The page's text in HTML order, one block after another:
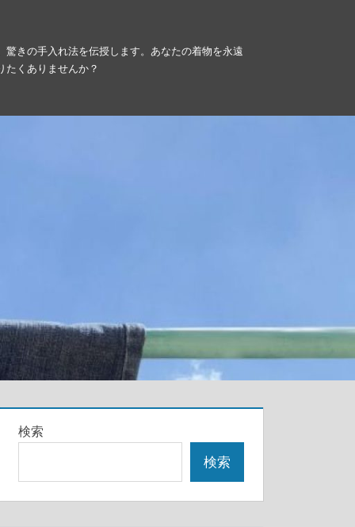
驚きの手入れ法を伝授します。あなたの着物を永遠
たくありませんか？
検索
検索